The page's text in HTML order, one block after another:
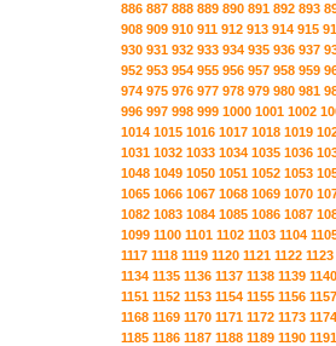
886 887 888 889 890 891 892 893
908 909 910 911 912 913 914 915
930 931 932 933 934 935 936 937
952 953 954 955 956 957 958 959
974 975 976 977 978 979 980 981
996 997 998 999 1000 1001 1002
1014 1015 1016 1017 1018 1019
1031 1032 1033 1034 1035 1036
1048 1049 1050 1051 1052 1053
1065 1066 1067 1068 1069 1070
1082 1083 1084 1085 1086 1087
1099 1100 1101 1102 1103 1104
1117 1118 1119 1120 1121 1122 1123
1134 1135 1136 1137 1138 1139 1140
1151 1152 1153 1154 1155 1156 1157
1168 1169 1170 1171 1172 1173 1174
1185 1186 1187 1188 1189 1190 1191